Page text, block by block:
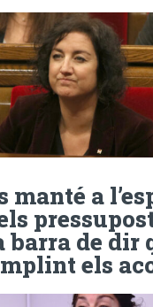
manté a
barra de dir
els